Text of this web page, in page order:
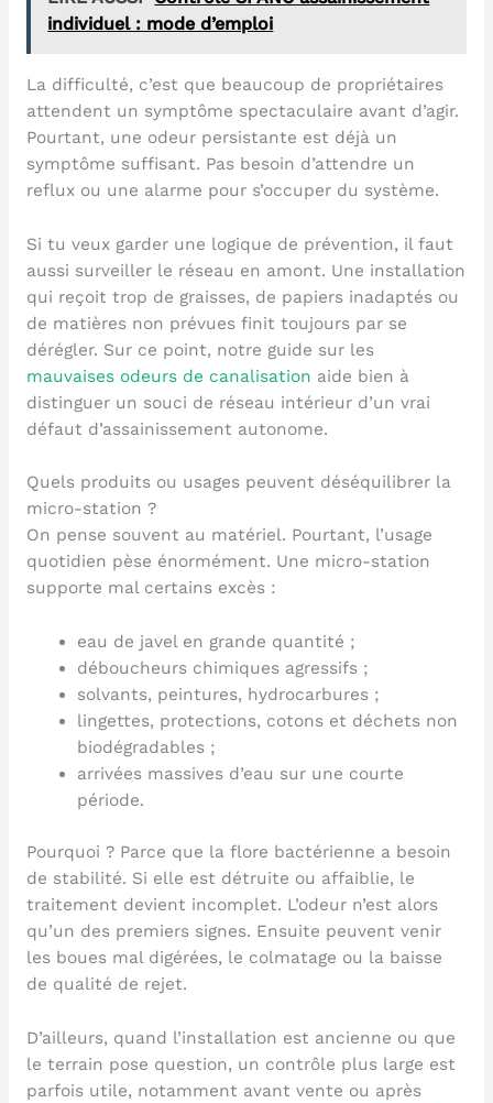
individuel : mode d’emploi
La difficulté, c’est que beaucoup de propriétaires
attendent un symptôme spectaculaire avant d’agir.
Pourtant, une odeur persistante est déjà un
symptôme suffisant. Pas besoin d’attendre un
reflux ou une alarme pour s’occuper du système.
Si tu veux garder une logique de prévention, il faut
aussi surveiller le réseau en amont. Une installation
qui reçoit trop de graisses, de papiers inadaptés ou
de matières non prévues finit toujours par se
dérégler. Sur ce point, notre guide sur les
mauvaises odeurs de canalisation aide bien à
distinguer un souci de réseau intérieur d’un vrai
défaut d’assainissement autonome.
Quels produits ou usages peuvent déséquilibrer la
micro-station ?
On pense souvent au matériel. Pourtant, l’usage
quotidien pèse énormément. Une micro-station
supporte mal certains excès :
eau de javel en grande quantité ;
déboucheurs chimiques agressifs ;
solvants, peintures, hydrocarbures ;
lingettes, protections, cotons et déchets non
biodégradables ;
arrivées massives d’eau sur une courte
période.
Pourquoi ? Parce que la flore bactérienne a besoin
de stabilité. Si elle est détruite ou affaiblie, le
traitement devient incomplet. L’odeur n’est alors
qu’un des premiers signes. Ensuite peuvent venir
les boues mal digérées, le colmatage ou la baisse
de qualité de rejet.
D’ailleurs, quand l’installation est ancienne ou que
le terrain pose question, un contrôle plus large est
parfois utile, notamment avant vente ou après